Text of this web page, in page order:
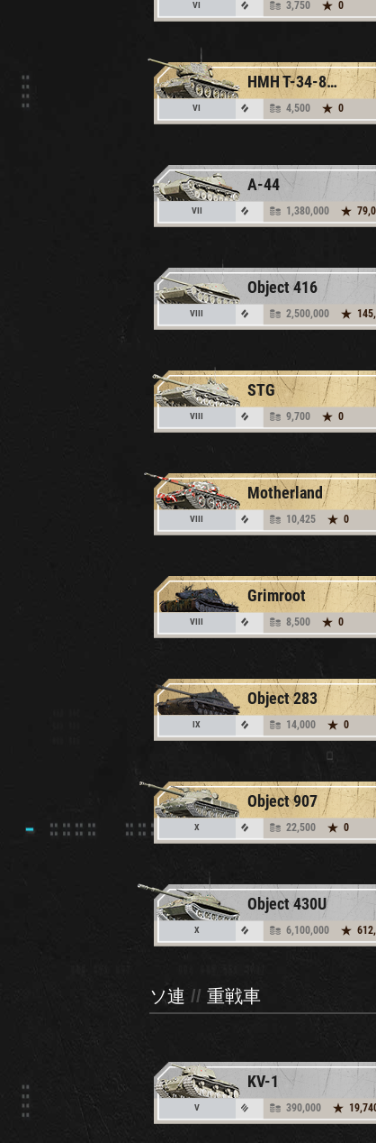
VI 3,750 0
HMH T-34-85M
VI 4,500 0
А-44
VII 1,380,000
Object 416
VIII 2,500,000
STG
VIII 9,700 0
Motherland
VIII 10,425 0
Grimroot
VIII 8,500 0
Object 283
IX 14,000 0
Object 907
X 22,500 0
Object 430U
X 6,100,000
ソ連 // 重戦車
KV-1
V 390,000